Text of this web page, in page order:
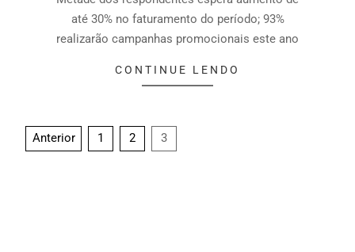
até 30% no faturamento do período; 93%
realizarão campanhas promocionais este ano
CONTINUE LENDO
Anterior 1 2 3